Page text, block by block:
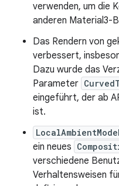
verwenden, um die
anderen Material3-
Das Rendern von
verbessert,
Dazu wurde das
Parameter
eingeführt, der ab
ist.
ein neues
verschiedene
Verhaltensweisen